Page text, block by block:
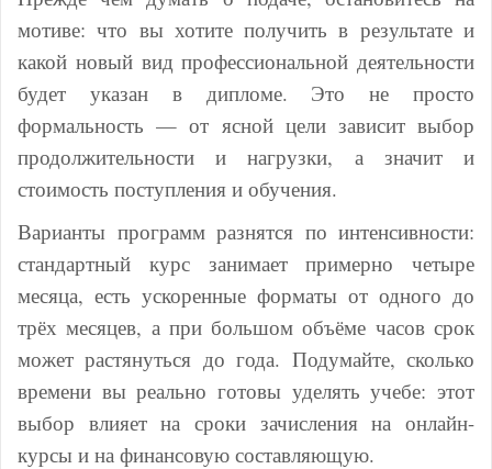
мотиве: что вы хотите получить в результате и
какой новый вид профессиональной деятельности
будет указан в дипломе. Это не просто
формальность — от ясной цели зависит выбор
продолжительности и нагрузки, а значит и
стоимость поступления и обучения.
Варианты программ разнятся по интенсивности:
стандартный курс занимает примерно четыре
месяца, есть ускоренные форматы от одного до
трёх месяцев, а при большом объёме часов срок
может растянуться до года. Подумайте, сколько
времени вы реально готовы уделять учебе: этот
выбор влияет на сроки зачисления на онлайн-
курсы и на финансовую составляющую.